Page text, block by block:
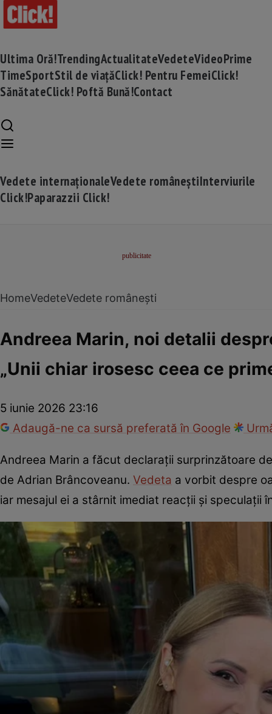
Ultima Oră!TrendingActualitateVedeteVideoPrime
TimeSportStil de viațăClick! Pentru FemeiClick!
SănătateClick! Poftă Bună!Contact
Vedete internaționaleVedete româneștiInterviurile
Click!Paparazzii Click!
HomeVedeteVedete românești
Andreea Marin, noi detalii
„Unii chiar irosesc ceea ce
5 iunie 2026 23:16
Adaugă-ne ca sursă preferată în Google
Andreea Marin a făcut declarații surprinzătoare
de Adrian Brâncoveanu. Vedeta a vorbit despre
iar mesajul ei a stârnit imediat reacții și speculații